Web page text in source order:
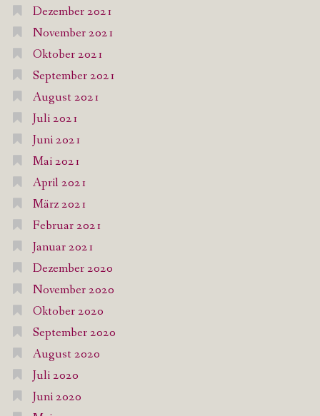
Dezember 2021
November 2021
Oktober 2021
September 2021
August 2021
Juli 2021
Juni 2021
Mai 2021
April 2021
März 2021
Februar 2021
Januar 2021
Dezember 2020
November 2020
Oktober 2020
September 2020
August 2020
Juli 2020
Juni 2020